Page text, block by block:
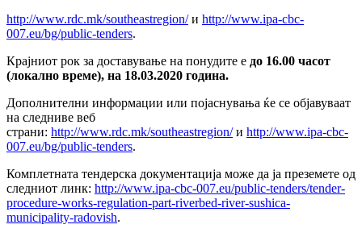
http://www.rdc.mk/southeastregion/и http://www.ipa-cbc-
007.eu/bg/public-tenders.
Крајниот рок за доставување на понудите е до 16.00 часот
(локално време), на 18.03.2020 година.
Дополнителни информации или појаснувања ќе се објавуваат
на следниве веб
страни: http://www.rdc.mk/southeastregion/и http://www.ipa-cbc-
007.eu/bg/public-tenders.
Комплетната тендерска документација може да ја преземете од
следниот линк: http://www.ipa-cbc-007.eu/public-tenders/tender-
procedure-works-regulation-part-riverbed-river-sushica-
municipality-radovish.